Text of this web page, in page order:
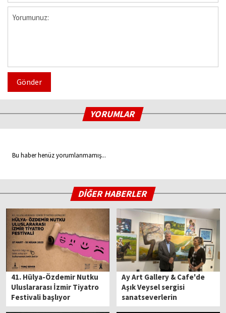
Gönder
YORUMLAR
Bu haber henüz yorumlanmamış...
DİĞER HABERLER
41. Hülya-Özdemir Nutku
Uluslararası İzmir Tiyatro
Festivali başlıyor
Ay Art Gallery & Cafe'de
Aşık Veysel sergisi
sanatseverlerin
ziyaretine açıldı